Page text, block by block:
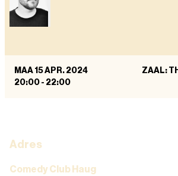
MAA 15 APR. 2024
20:00 - 22:00
ZAAL:
Adres
Comedy Club Haug